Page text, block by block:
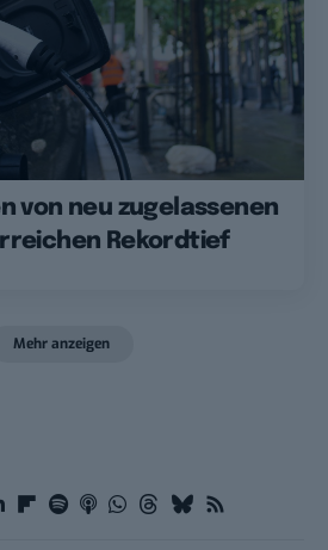
von neu zugelassenen
Rekordtief
Mehr anzeigen